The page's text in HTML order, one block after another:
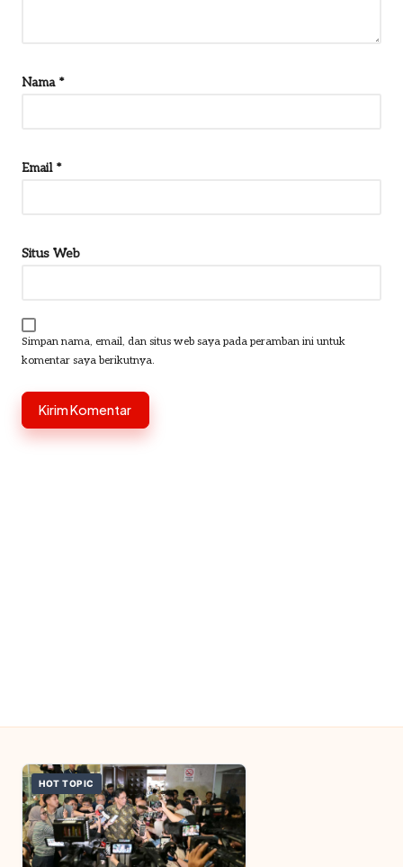
Nama *
Email *
Situs Web
Simpan nama, email, dan situs web saya pada peramban ini untuk
komentar saya berikutnya.
HOT TOPIC